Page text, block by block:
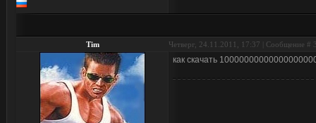
Tim Четверг, 24.11.2011, 17:37 | Сообщение #
как скачать